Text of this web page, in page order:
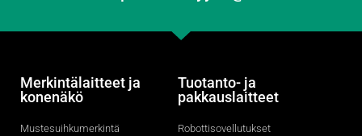
Merkintälaitteet ja
konenäkö
Mustesuihkumerkintä
Tuotanto- ja
pakkauslaitteet
Robottisovellutukset